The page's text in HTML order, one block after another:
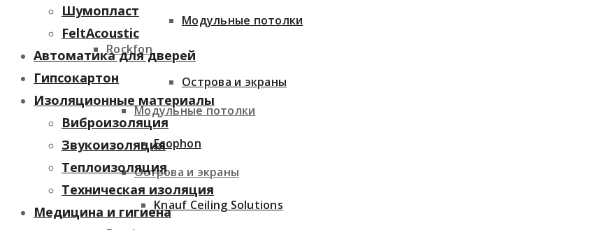
Rockfon
Модульные потолки
Острова и экраны
Модульные потолки
Острова и экраны
Ecophon
Knauf Ceiling Solutions
Шумопласт
FeltAcoustic
Автоматика для дверей
Гипсокартон
Изоляционные материалы
Виброизоляция
Звукоизоляция
Теплоизоляция
Техническая изоляция
Медицина и гигиена